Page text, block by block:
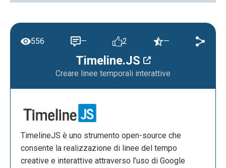
Timeline.JS
Creare linee temporali interattive
556 — 2 —
TimelineJS è uno strumento open-source che
consente la realizzazione di linee del tempo
creative e interattive attraverso l’uso di Google